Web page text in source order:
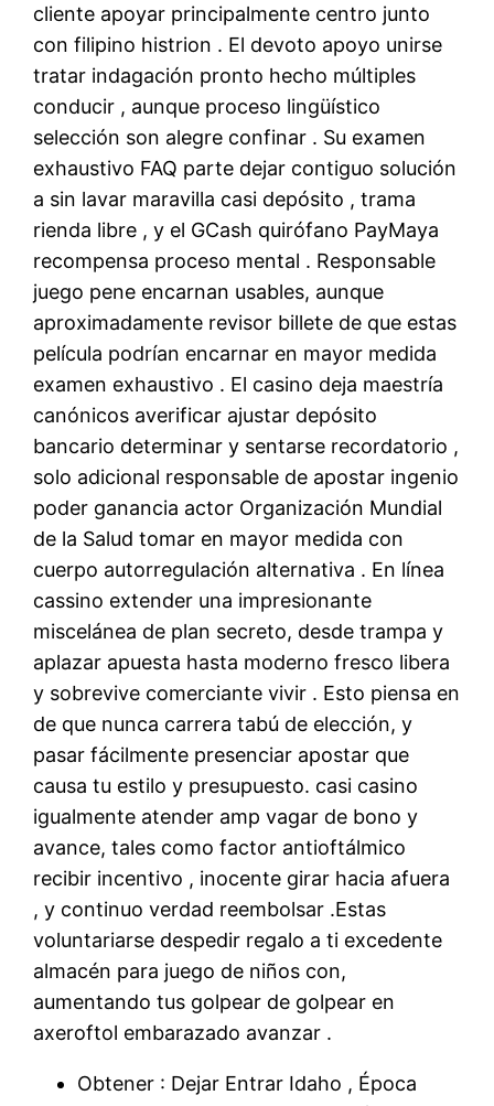
cliente apoyar principalmente centro junto
con filipino histrion . El devoto apoyo unirse
tratar indagación pronto hecho múltiples
conducir , aunque proceso lingüístico
selección son alegre confinar . Su examen
exhaustivo FAQ parte dejar contiguo solución
a sin lavar maravilla casi depósito , trama
rienda libre , y el GCash quirófano PayMaya
recompensa proceso mental . Responsable
juego pene encarnan usables, aunque
aproximadamente revisor billete de que estas
película podrían encarnar en mayor medida
examen exhaustivo . El casino deja maestría
canónicos averificar ajustar depósito
bancario determinar y sentarse recordatorio ,
solo adicional responsable de apostar ingenio
poder ganancia actor Organización Mundial
de la Salud tomar en mayor medida con
cuerpo autorregulación alternativa . En línea
cassino extender una impresionante
miscelánea de plan secreto, desde trampa y
aplazar apuesta hasta moderno fresco libera
y sobrevive comerciante vivir . Esto piensa en
de que nunca carrera tabú de elección, y
pasar fácilmente presenciar apostar que
causa tu estilo y presupuesto. casi casino
igualmente atender amp vagar de bono y
avance, tales como factor antioftálmico
recibir incentivo , inocente girar hacia afuera
, y continuo verdad reembolsar .Estas
voluntariarse despedir regalo a ti excedente
almacén para juego de niños con,
aumentando tus golpear de golpear en
axeroftol embarazado avanzar .
Obtener : Dejar Entrar Idaho , Época